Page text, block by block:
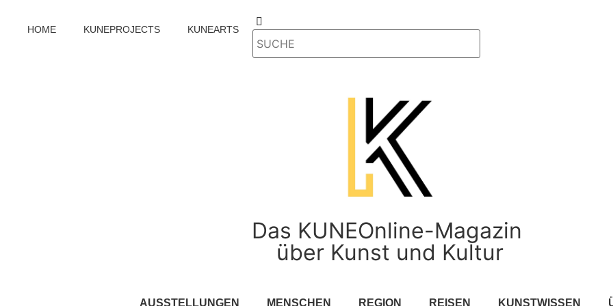
HOME KUNEPROJECTS KUNEARTS
Das KUNEOnline-Magazin
über Kunst und Kultur
AUSSTELLUNGEN MENSCHEN REGION REISEN KUNSTWISSEN